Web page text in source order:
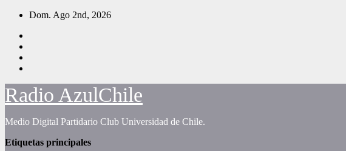
Saltar
contenido
Dom. Ago 2nd, 2026
Radio AzulChile
Medio Digital Partidario Club Universidad de Chile.
Etiquetas principales